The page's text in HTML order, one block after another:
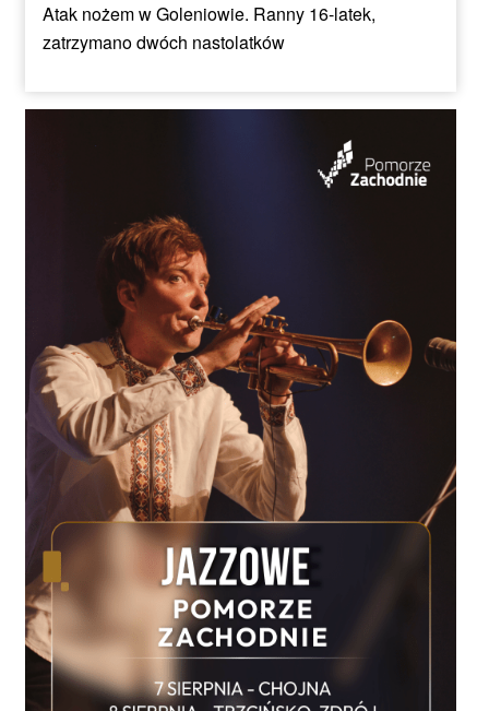
Atak nożem w Goleniowie. Ranny 16-latek,
zatrzymano dwóch nastolatków